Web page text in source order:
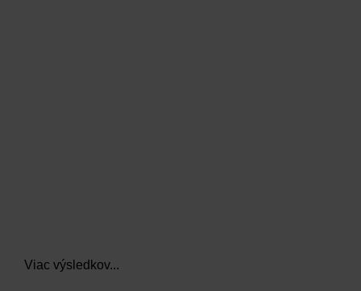
Viac výsledkov...